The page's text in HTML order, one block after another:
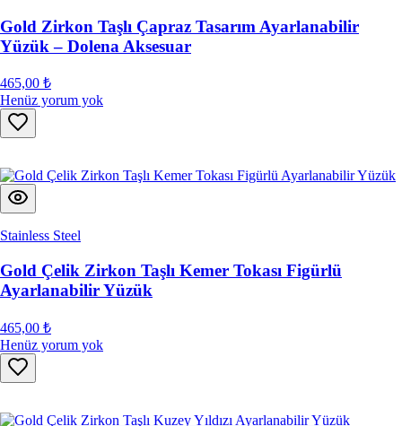
Gold Zirkon Taşlı Çapraz Tasarım Ayarlanabilir
Yüzük – Dolena Aksesuar
465,00 ₺
Henüz yorum yok
Stainless Steel
Gold Çelik Zirkon Taşlı Kemer Tokası Figürlü
Ayarlanabilir Yüzük
465,00 ₺
Henüz yorum yok